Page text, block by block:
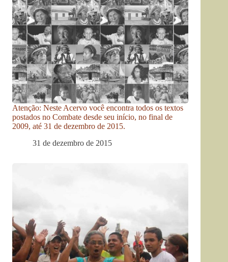
Atenção: Neste Acervo você encontra todos os textos
postados no Combate desde seu início, no final de
2009, até 31 de dezembro de 2015.
31 de dezembro de 2015